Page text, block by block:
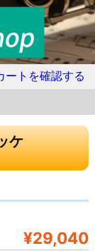
ートを確認する
ケ
¥29,040